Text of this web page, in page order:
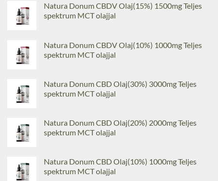
Natura Donum CBDV Olaj(15%) 1500mg Teljes
spektrum MCT olajjal
Natura Donum CBDV Olaj(10%) 1000mg Teljes
spektrum MCT olajjal
Natura Donum CBD Olaj(30%) 3000mg Teljes
spektrum MCT olajjal
Natura Donum CBD Olaj(20%) 2000mg Teljes
spektrum MCT olajjal
Natura Donum CBD Olaj(10%) 1000mg Teljes
spektrum MCT olajjal